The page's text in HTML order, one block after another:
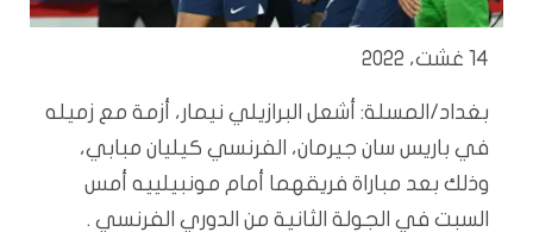
14 غشت، 2022
بغداد/المسلة: أشعل البرازيلي نيمار، أزمة مع زميله
في باريس سان جيرمان، الفرنسي كيليان مبابي،
وذلك بعد مباراة فريقهما أمام مونبيلييه أمس
السبت في الجولة الثانية من الدوري الفرنسي .